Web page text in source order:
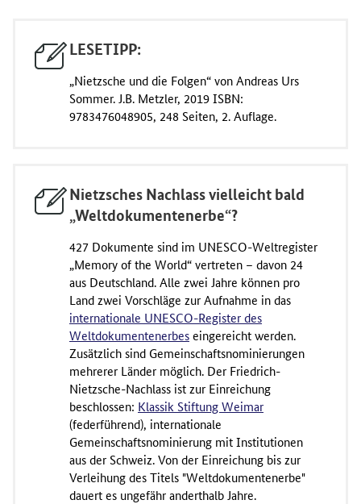
LESETIPP:
„Nietzsche und die Folgen“ von Andreas Urs
Sommer. J.B. Metzler, 2019 ISBN:
9783476048905, 248 Seiten, 2. Auflage.
Nietzsches Nachlass vielleicht bald
„Weltdokumentenerbe“?
427 Dokumente sind im UNESCO-Weltregister
„Memory of the World“ vertreten – davon 24
aus Deutschland. Alle zwei Jahre können pro
Land zwei Vorschläge zur Aufnahme in das
internationale UNESCO-Register des
Weltdokumentenerbeseingereicht werden.
Zusätzlich sind Gemeinschaftsnominierungen
mehrerer Länder möglich. Der Friedrich-
Nietzsche-Nachlass ist zur Einreichung
beschlossen: Klassik Stiftung Weimar
(federführend), internationale
Gemeinschaftsnominierung mit Institutionen
aus der Schweiz. Von der Einreichung bis zur
Verleihung des Titels "Weltdokumentenerbe"
dauert es ungefähr anderthalb Jahre.